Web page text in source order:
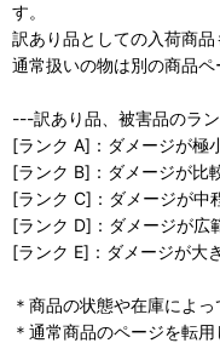
す。
訳あり品としての入荷商品
通常扱いの物は別の商品ペ
---訳あり品、被害品のラ
[ランク A]：ダメージが極
[ランク B]：ダメージが比
[ランク C]：ダメージが中
[ランク D]：ダメージが広
[ランク E]：ダメージが大
＊商品の状態や在庫によ
＊通常商品のページを転